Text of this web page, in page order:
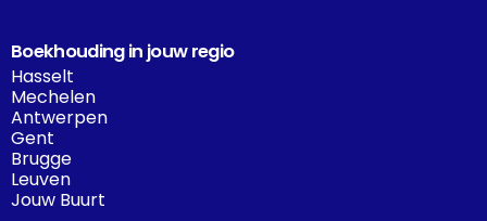
Boekhouding in jouw regio
Hasselt
Mechelen
Antwerpen
Gent
Brugge
Leuven
Jouw Buurt